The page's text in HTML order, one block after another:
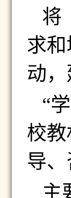
将
求
动
“
校
导
主